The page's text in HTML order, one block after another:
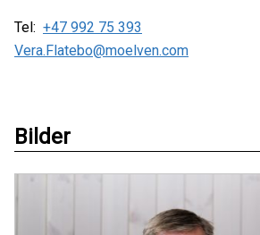
Tel: +47 992 75 393
Vera.Flatebo@moelven.com
Bilder